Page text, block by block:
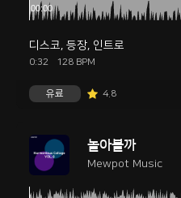
디스코, 등장, 인트로
0:32 128 BPM
유료 4.8
놀아볼까
Mewpot Music